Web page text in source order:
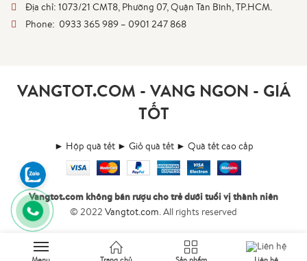
Địa chỉ: 1073/21 CMT8, Phường 07, Quận Tân Bình, TP.HCM.
Phone: 0933 365 989 – 0901 247 868
VANGTOT.COM - VANG NGON - GIÁ
TỐT
► Hộp quà tết ► Giỏ quà tết ► Quà tết cao cấp
Vangtot.com không bán rượu cho trẻ dưới tuổi vị thành niên
© 2022 Vangtot.com. All rights reserved